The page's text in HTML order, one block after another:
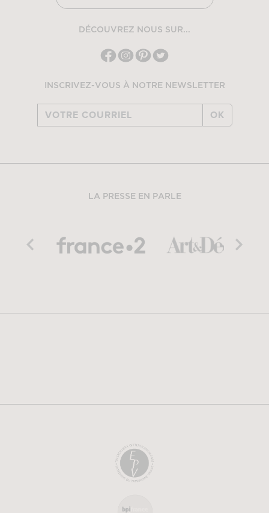
DÉCOUVREZ NOUS SUR...
INSCRIVEZ-VOUS À NOTRE NEWSLETTER
OK
LA PRESSE EN PARLE